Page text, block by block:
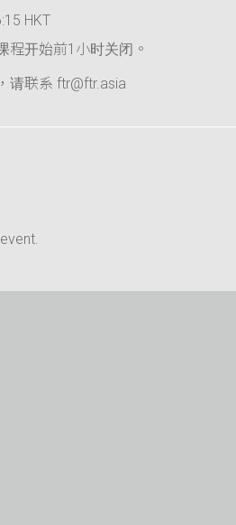
HKT
程开始前1小时关闭。
请联系 ftr@ftr.asia